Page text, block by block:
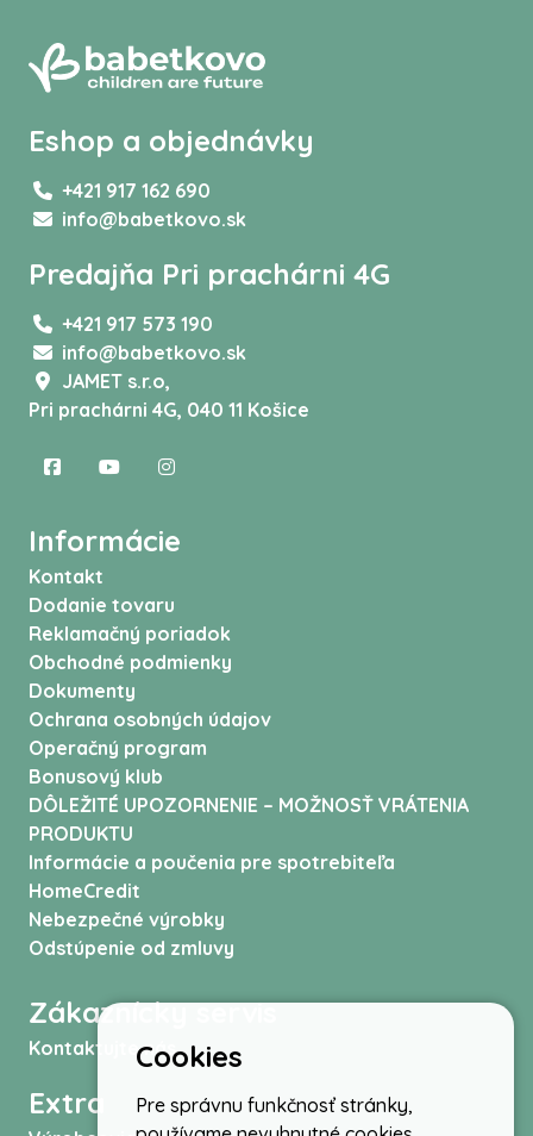
Eshop a objednávky
+421 917 162 690
info@babetkovo.sk
Predajňa Pri prachárni 4G
+421 917 573 190
info@babetkovo.sk
JAMET s.r.o,
Pri prachárni 4G, 040 11 Košice
Informácie
Kontakt
Dodanie tovaru
Reklamačný poriadok
Obchodné podmienky
Dokumenty
Ochrana osobných údajov
Operačný program
Bonusový klub
DÔLEŽITÉ UPOZORNENIE – MOŽNOSŤ VRÁTENIA
PRODUKTU
Informácie a poučenia pre spotrebiteľa
HomeCredit
Nebezpečné výrobky
Odstúpenie od zmluvy
Zákaznícky servis
Kontaktujte nás
Extra
Cookies
Pre správnu funkčnosť stránky,